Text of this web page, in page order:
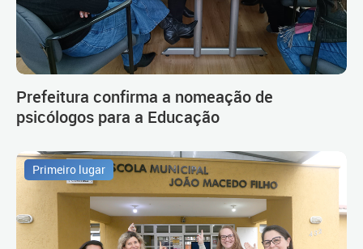
Prefeitura confirma a nomeação de
psicólogos para a Educação
Primeiro lugar